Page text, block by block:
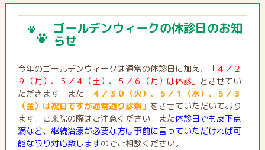
ゴールデンウィークの休診日のお知
らせ
今年のゴールデンウィークは通常の休診日に加え、「４／２
９（月）、５／４（土）、５／６（月）は休診」 とさせてい
ただきます。また「４／３０（火）、５／１（水）、５／３
（金）は祝日ですが通常通り診察」 をさせていただいており
ます。ご来院の際はご注意ください。また休診日でも皮下点
滴など、継続治療が必要な方は事前に言っていただければ可
能な限り対応致しますのでご相談ください。